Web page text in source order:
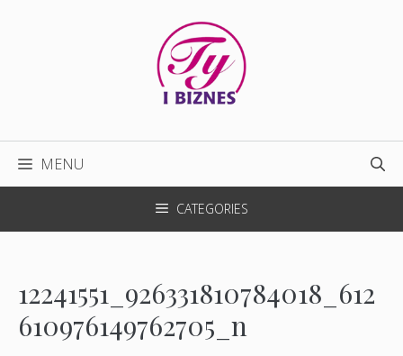
MENU
CATEGORIES
12241551_926331810784018_612
610976149762705_n